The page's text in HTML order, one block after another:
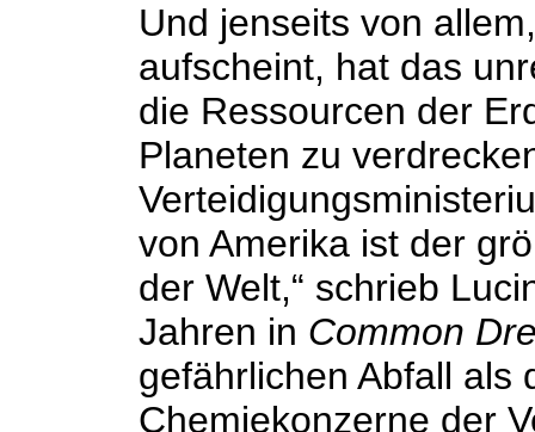
Und jenseits von
aufscheint, hat das
die Ressourcen der
Planeten zu
von Amerika ist der
der Welt,“ schrieb
Jahren in Common
gefährlichen Abfall als
Chemiekonzerne der